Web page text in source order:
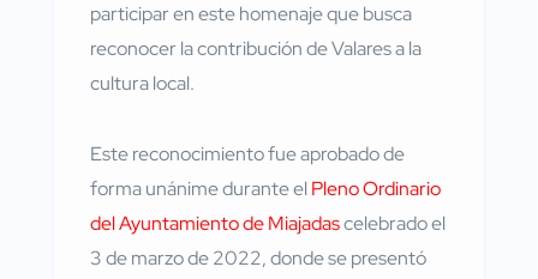
participar en este homenaje que busca
reconocer la contribución de Valares a la
cultura local.
Este reconocimiento fue aprobado de
forma unánime durante elPleno Ordinario
del Ayuntamiento de Miajadascelebrado el
3 de marzo de 2022, donde se presentó